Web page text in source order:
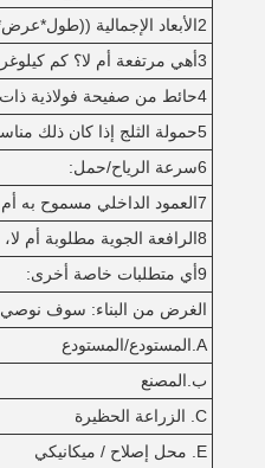
2الأبعاد الإجمالية ((طول*عرض*ارتفاع الجسم في أمتار):
3أهي مرتفعة أم لا؟ كم كيلوغرام من الحمولة لكل متر مربع على مرتفعة؟
4حائط من صفيحة فولاذية ذات طبقة واحدة أو حائط لوحة ساندويتش:
5حمولة الثلج إذا كان ذلك مناسباً:
6سرعة الرياح/حمل:
7العمود الداخلي مسموح به أم لا:
8الرافعة الجوية مطلوبة أم لا، القدرة:
9أي متطلبات خاصة أخرى:
الغرض من البناء: سوف
A.المستودع/المستودع
ب.المصنع
C. الزراعة الحظيرة
E. محل إصلاح / ميكانيكي